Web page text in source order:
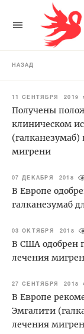
НАЗАД
11 СЕНТЯБРЯ 2019
Получены
клиническом
мигрени
07 ДЕКАБРЯ 2018
В Европе
галканезумаб
03 ОКТЯБРЯ 2018
В США одобрен
лечения
27 СЕНТЯБРЯ 2018
В Европе
Эмгалити
лечения